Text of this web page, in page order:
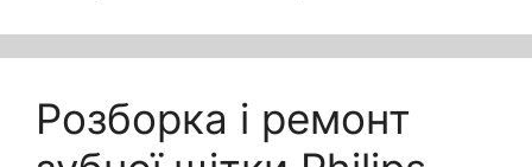
Розборка і ремонт